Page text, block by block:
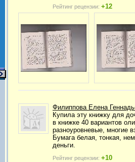
Рейтинг рецензии: +12
Филиппова Елена
Купила эту книжку для
в книжке 40 вариантов
разноуровневые, многие
Бумага белая, тонкая,
деньги.
Рейтинг рецензии: +10